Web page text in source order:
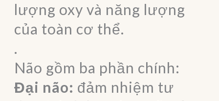
lượng oxy và năng lượng
của toàn cơ thể.
.
Não gồm ba phần chính:
Đại não: đảm nhiệm tư